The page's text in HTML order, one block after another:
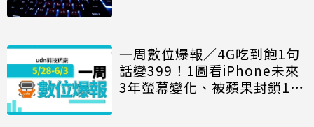
一周數位爆報／4G吃到飽1句
話變399！1圖看iPhone未來
3年螢幕變化、被蘋果封鎖10